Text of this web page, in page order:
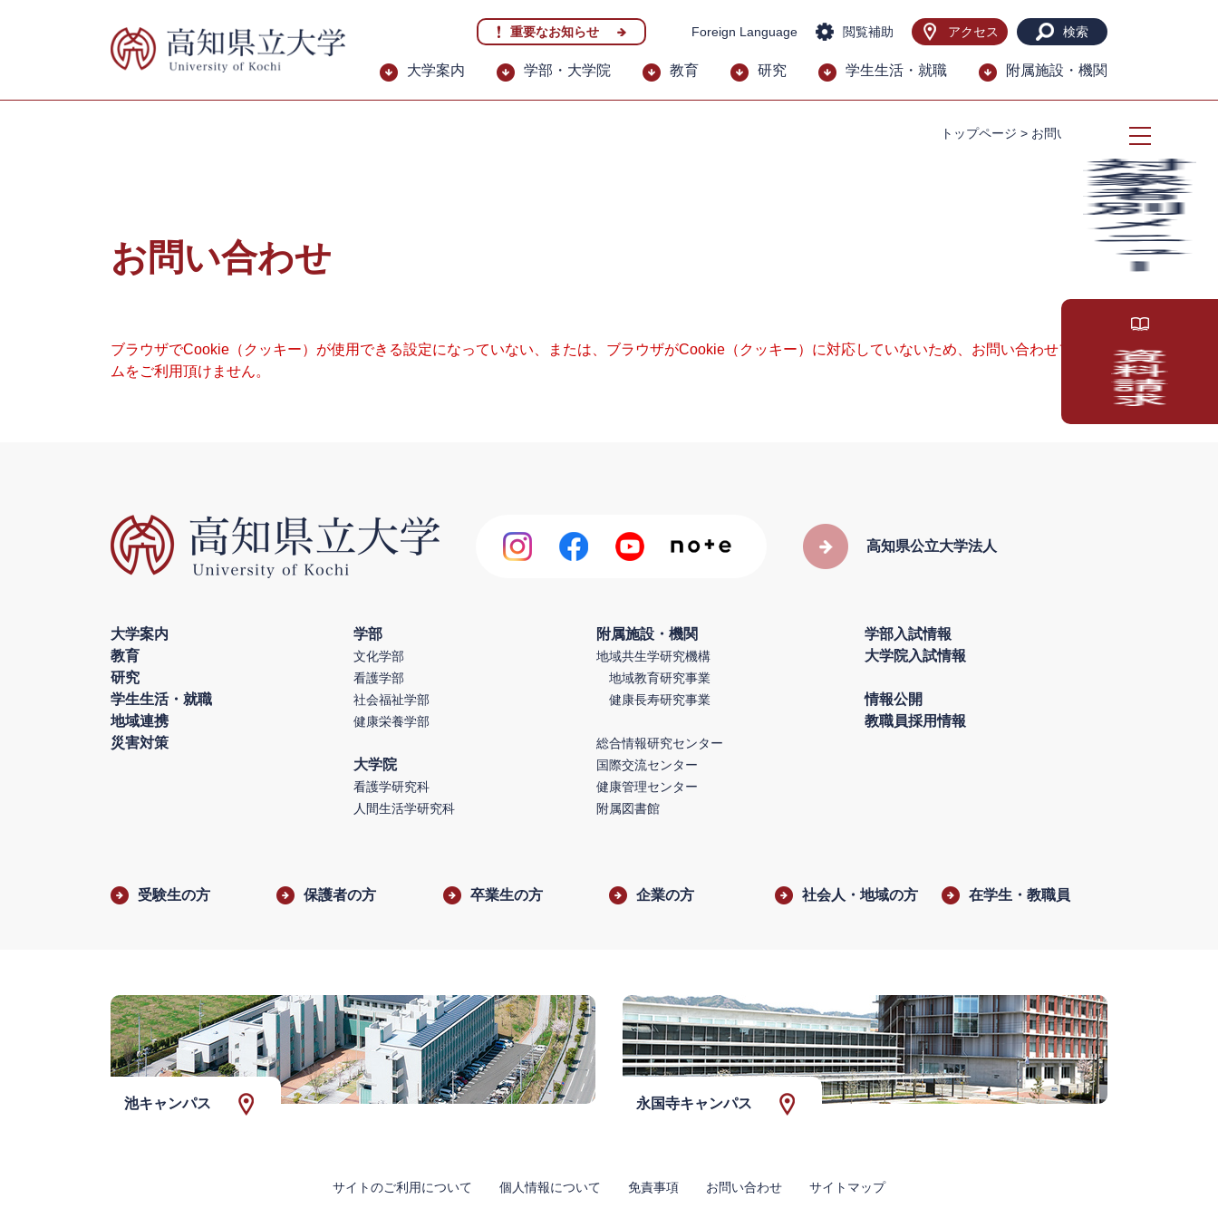
先
を
重要なお知らせ Foreign Language 閲覧補助 アクセス 検索
大学案内 学部・大学院 教育 研究 学生生活・就職 附属施設・機関
トップページ > お問い合わせ
お問い合わせ
ブラウザでCookie（クッキー）が使用できる設定になっていない、または、ブラウザがCookie（クッキー）に対応していないため、お問い合わせフォー
ムをご利用頂けません。
高知県公立大学法人
大学案内
教育
研究
学生生活・就職
地域連携
災害対策
学部
文化学部
看護学部
社会福祉学部
健康栄養学部
大学院
看護学研究科
人間生活学研究科
附属施設・機関
地域共生学研究機構
地域教育研究事業
健康長寿研究事業
総合情報研究センター
国際交流センター
健康管理センター
附属図書館
学部入試情報
大学院入試情報
情報公開
教職員採用情報
受験生の方 保護者の方 卒業生の方 企業の方 社会人・地域の方 在学生・教職員
池キャンパス 永国寺キャンパス
サイトのご利用について 個人情報について 免責事項 お問い合わせ サイトマップ